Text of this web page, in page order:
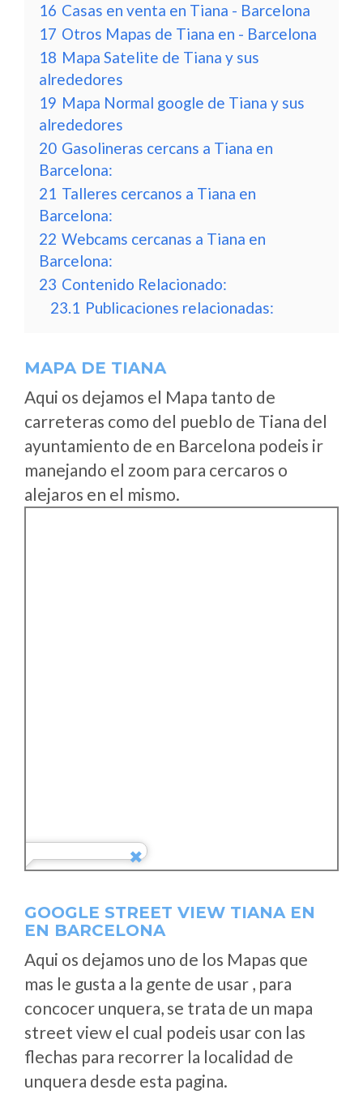
16 Casas en venta en Tiana - Barcelona
17 Otros Mapas de Tiana en - Barcelona
18 Mapa Satelite de Tiana y sus
alrededores
19 Mapa Normal google de Tiana y sus
alrededores
20 Gasolineras cercans a Tiana en
Barcelona:
21 Talleres cercanos a Tiana en
Barcelona:
22 Webcams cercanas a Tiana en
Barcelona:
23 Contenido Relacionado:
23.1 Publicaciones relacionadas:
MAPA DE TIANA
Aqui os dejamos el Mapa tanto de
carreteras como del pueblo de Tiana del
ayuntamiento de en Barcelona podeis ir
manejando el zoom para cercaros o
alejaros en el mismo.
GOOGLE STREET VIEW TIANA EN
EN BARCELONA
Aqui os dejamos uno de los Mapas que
mas le gusta a la gente de usar , para
concocer unquera, se trata de un mapa
street view el cual podeis usar con las
flechas para recorrer la localidad de
unquera desde esta pagina.